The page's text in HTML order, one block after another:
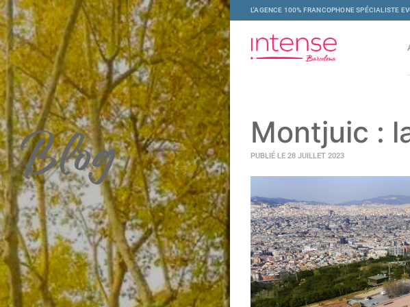
L'AGENCE 100% FRANCOPHONE SPÉCIALISTE
Blog Montjuic :
PUBLIÉ LE 28 JUILLET 2023